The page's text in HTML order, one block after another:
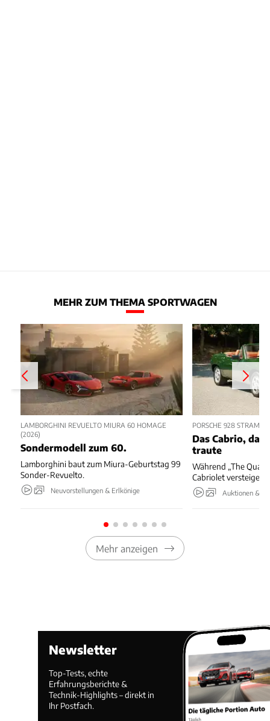
MEHR ZUM THEMA SPORTWAGEN
LAMBORGHINI REVUELTO MIURA 60 HOMAGE
(2026)
Sondermodell zum 60.
Lamborghini baut zum Miura-Geburtstag 99
Sonder-Revuelto.
Neuvorstellungen & Erlkönige
PORSCHE 928
Das Cabrio,
traute
Während „The
Cabriolet versteigert.
Auktionen &
Mehr anzeigen
Newsletter
Top-Tests, echte
Erfahrungsberichte &
Technik-Highlights – direkt in
Ihr Postfach.